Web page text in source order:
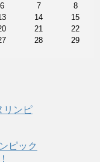
6 7
8
14
15
21
22
28
29
ピック